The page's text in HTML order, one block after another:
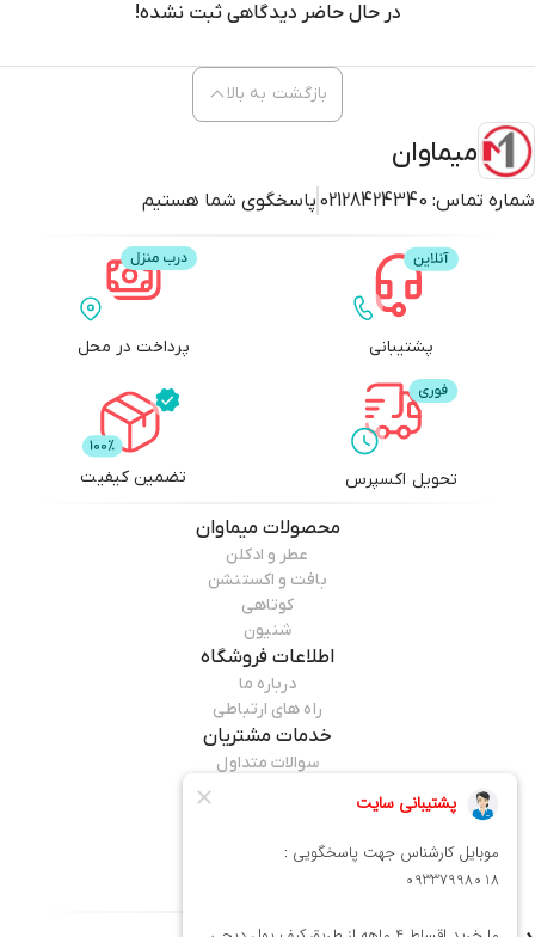
در حال حاضر دیدگاهی ثبت نشده!
میماوان
شماره تماس: 02128424340 پاسخگوی شما هستیم
بازگشت به بالا
پشتیبانی پرداخت در محل
تحویل اکسپرس تضمین کیفیت
محصولاتمیماوان
عطر و ادکلن
بافت و اکستنشن
کوتاهی
شنیون
اطلاعات فروشگاه
درباره ما
راه های ارتباطی
خدمات مشتریان
سوالات متداول
همراه ما باشید